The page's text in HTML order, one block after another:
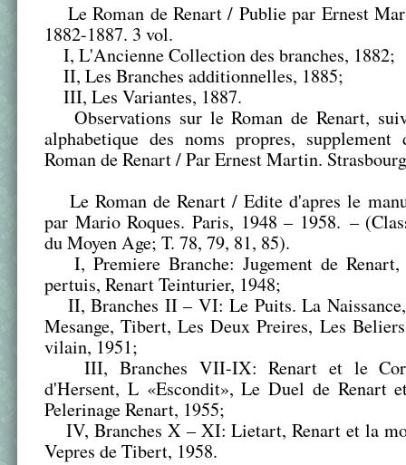
Le Roman de Renart / Publie par Ernest
1882-1887. 3 vol.
I, L'Ancienne Collection des branches, 1882;
II, Les Branches additionnelles, 1885;
III, Les Variantes, 1887.
Observations sur le Roman de Renart,
alphabetique des noms propres,
Roman de Renart / Par Ernest Martin.
Le Roman de Renart / Edite d'apres le
par Mario Roques. Paris, 1948 – 1958. –
du Moyen Age; T. 78, 79, 81, 85).
I, Premiere Branche: Jugement de Renart,
pertuis, Renart Teinturier, 1948;
II, Branches II – VI: Le Puits. La
Mesange, Tibert, Les Deux Preires, Les
vilain, 1951;
III, Branches VII-IX: Renart et le
d'Hersent, L «Escondit», Le Duel de Renart
Pelerinage Renart, 1955;
IV, Branches X – XI: Lietart, Renart et la
Vepres de Tibert, 1958.